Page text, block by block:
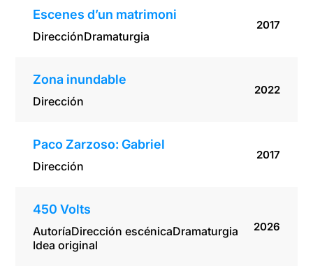
Escenes d’un matrimoni
DirecciónDramaturgia
2017
Zona inundable
Dirección
2022
Paco Zarzoso: Gabriel
Dirección
2017
450 Volts
AutoríaDirección escénicaDramaturgia
Idea original
2026